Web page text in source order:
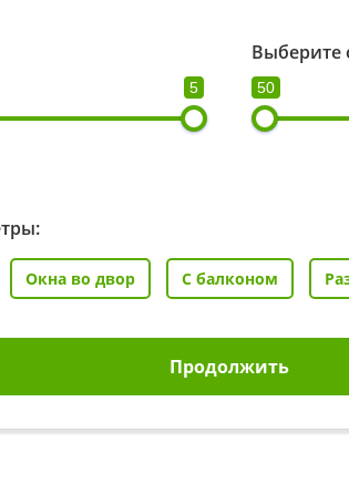
5 50
Окна во двор С балконом
Продолжить